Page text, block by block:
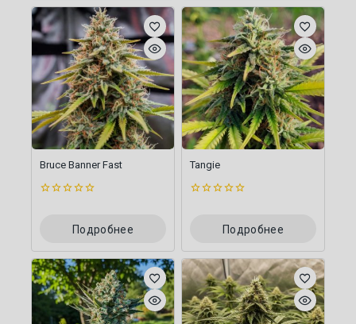
Bruce Banner Fast
Подробнее
Tangie
Подробнее